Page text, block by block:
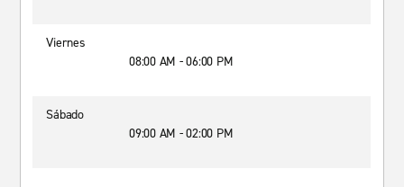
Viernes
08:00 AM - 06:00 PM
Sábado
09:00 AM - 02:00 PM